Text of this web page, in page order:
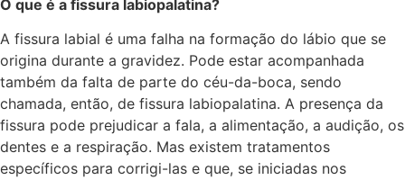
O que é a fissura labiopalatina?
A fissura labial é uma falha na formação do lábio que se
origina durante a gravidez. Pode estar acompanhada
também da falta de parte do céu-da-boca, sendo
chamada, então, de fissura labiopalatina. A presença da
fissura pode prejudicar a fala, a alimentação, a audição, os
dentes e a respiração. Mas existem tratamentos
específicos para corrigi-las e que, se iniciadas nos